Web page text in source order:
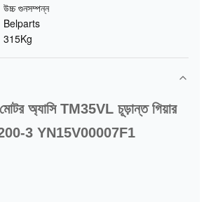
উচ্চ গুনসম্পন্ন
Belparts
315Kg
মোটর অ্যাসি TM35VL চূড়ান্ত গিয়ার
3 YN15V00007F1